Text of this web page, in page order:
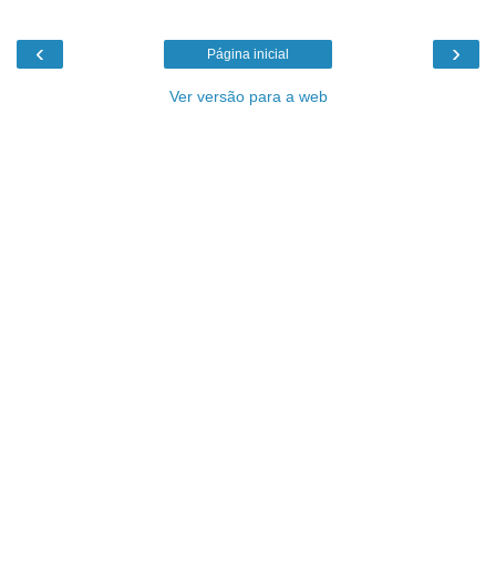
‹ ›
Página inicial
Ver versão para a web